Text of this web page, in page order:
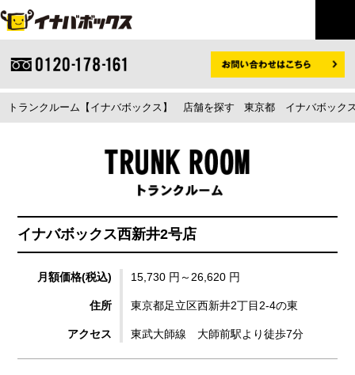
トランクルーム【イナバボックス】 店舗を探す 東京都 イナバボック
イナバボックス西新井2号店
月額価格(税込) 15,730 円～26,620 円
住所 東京都足立区西新井2丁目2-4の東
アクセス 東武大師線 大師前駅より徒歩7分